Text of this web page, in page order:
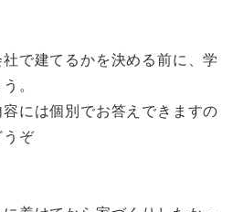
で建てるかを決める前に、学
。
には個別でお答えできますの
うぞ